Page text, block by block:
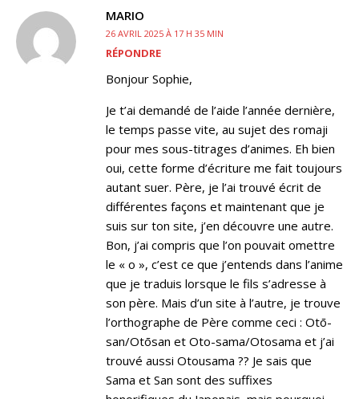
MARIO
26 AVRIL 2025 À 17 H 35 MIN
RÉPONDRE
Bonjour Sophie,
Je t’ai demandé de l’aide l’année dernière,
le temps passe vite, au sujet des romaji
pour mes sous-titrages d’animes. Eh bien
oui, cette forme d’écriture me fait toujours
autant suer. Père, je l’ai trouvé écrit de
différentes façons et maintenant que je
suis sur ton site, j’en découvre une autre.
Bon, j’ai compris que l’on pouvait omettre
le « o », c’est ce que j’entends dans l’anime
que je traduis lorsque le fils s’adresse à
son père. Mais d’un site à l’autre, je trouve
l’orthographe de Père comme ceci : Otō-
san/Otōsan et Oto-sama/Otosama et j’ai
trouvé aussi Otousama ?? Je sais que
Sama et San sont des suffixes